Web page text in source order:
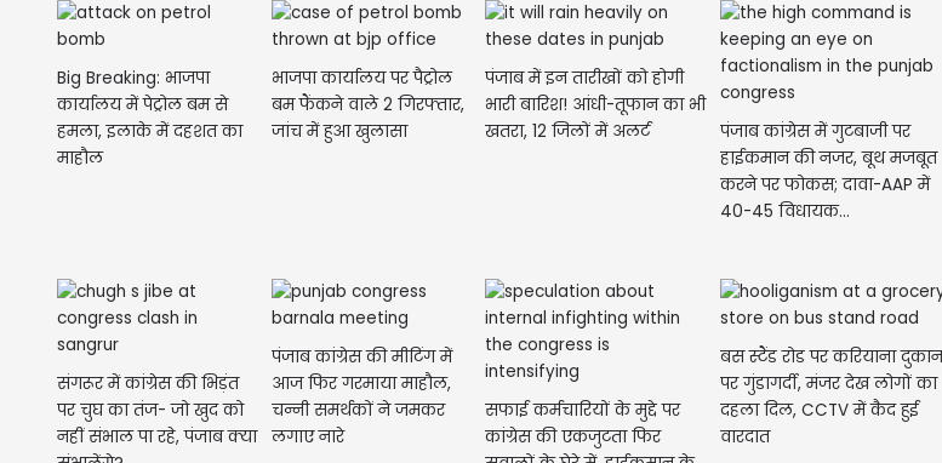
Big Breaking: भाजपा
कार्यालय में पेट्रोल बम से
हमला, इलाके में दहशत का
माहौल
भाजपा कार्यालय पर पैट्रोल
बम फैंकने वाले 2 गिरफ्तार,
जांच में हुआ खुलासा
पंजाब में इन तारीखों को होगी
भारी बारिश! आंधी-तूफान का भी
खतरा, 12 जिलों में अलर्ट
पंजाब कांग्रेस में गुटबाजी पर
हाईकमान की नजर, बूथ मजबूत
करने पर फोकस; दावा-AAP में
40-45 विधायक...
संगरूर में कांग्रेस की भिड़ंत
पर चुघ का तंज- जो खुद को
नहीं संभाल पा रहे, पंजाब क्या
पंजाब कांग्रेस की मीटिंग में
आज फिर गरमाया माहौल,
चन्नी समर्थकों ने जमकर
लगाए नारे
सफाई कर्मचारियों के मुद्दे पर
कांग्रेस की एकजुटता फिर
बस स्टैंड रोड पर करियाना दुकान
पर गुंडागर्दी, मंजर देख लोगों का
दहला दिल, CCTV में कैद हुई
वारदात